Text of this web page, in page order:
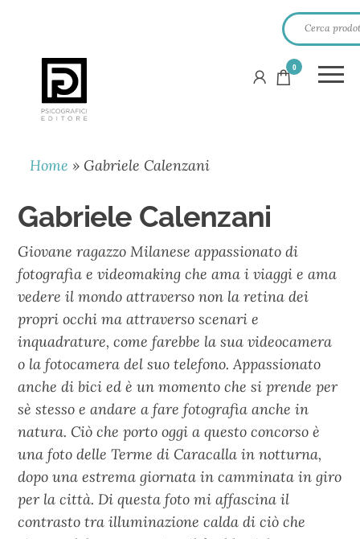
PSICOGRAFICI
EDITORE
0
Home » Gabriele Calenzani
Gabriele Calenzani
Giovane ragazzo Milanese appassionato di
fotografia e videomaking che ama i viaggi e ama
vedere il mondo attraverso non la retina dei
propri occhi ma attraverso scenari e
inquadrature, come farebbe la sua videocamera
o la fotocamera del suo telefono. Appassionato
anche di bici ed è un momento che si prende per
sè stesso e andare a fare fotografia anche in
natura. Ciò che porto oggi a questo concorso è
una foto delle Terme di Caracalla in notturna,
dopo una estrema giornata in camminata in giro
per la città. Di questa foto mi affascina il
contrasto tra illuminazione calda di ciò che